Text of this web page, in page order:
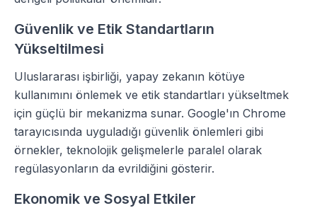
Güvenlik ve Etik Standartların
Yükseltilmesi
Uluslararası işbirliği, yapay zekanın kötüye
kullanımını önlemek ve etik standartları yükseltmek
için güçlü bir mekanizma sunar. Google'ın Chrome
tarayıcısında uyguladığı güvenlik önlemleri gibi
örnekler, teknolojik gelişmelerle paralel olarak
regülasyonların da evrildiğini gösterir.
Ekonomik ve Sosyal Etkiler